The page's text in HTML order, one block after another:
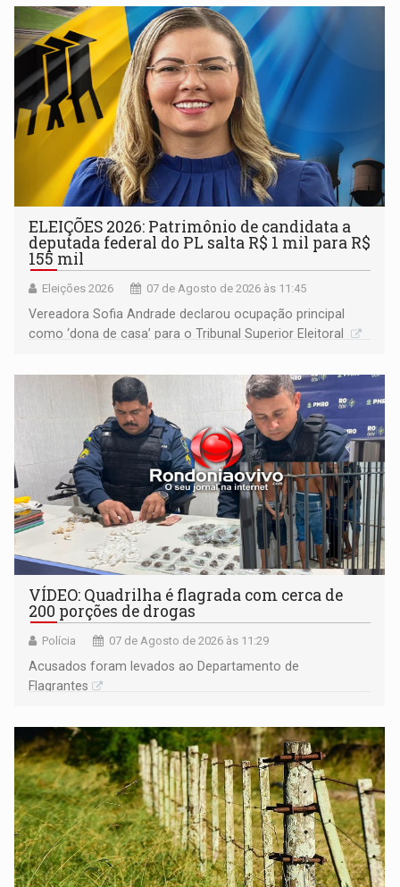
ELEIÇÕES 2026: Patrimônio de candidata a
deputada federal do PL salta R$ 1 mil para R$
155 mil
Eleições 2026 07 de Agosto de 2026 às 11:45
Vereadora Sofia Andrade declarou ocupação principal
como ‘dona de casa’ para o Tribunal Superior Eleitoral
VÍDEO: Quadrilha é flagrada com cerca de
200 porções de drogas
Polícia 07 de Agosto de 2026 às 11:29
Acusados foram levados ao Departamento de
Flagrantes